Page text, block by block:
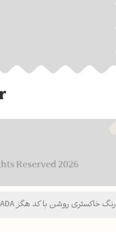
رنگ خاکستری روشن با کد هگز DADADA و نام لاتین Light Gray Color